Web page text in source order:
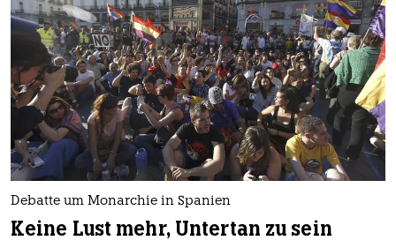
Debatte um Monarchie in Spanien
Keine Lust mehr, Untertan zu sein